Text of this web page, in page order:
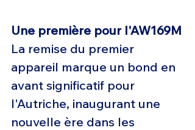
Une première pour l'AW169M
La remise du premier
appareil marque un bond en
avant significatif pour
l'Autriche, inaugurant une
nouvelle ère dans les